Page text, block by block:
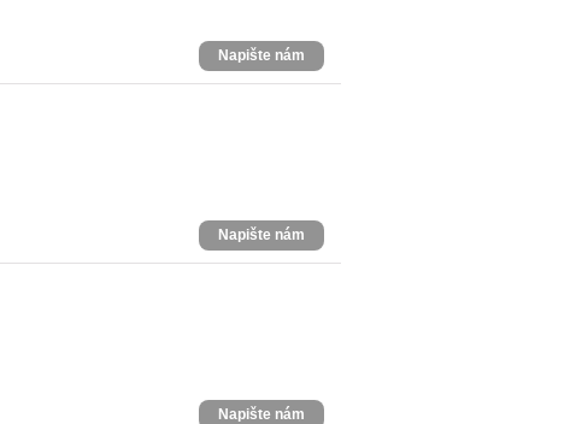
Napište nám
Napište nám
Napište nám